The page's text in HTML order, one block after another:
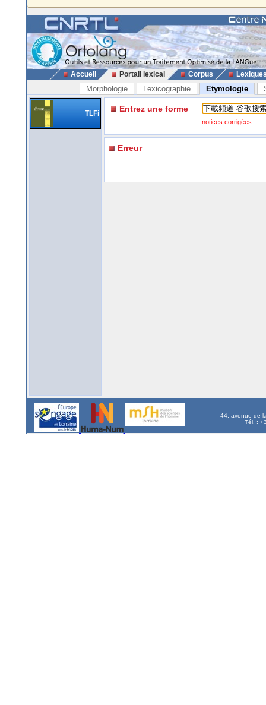
Accueil Portail lexical Corpus
Morphologie Lexicographie Etymologie
TLFi Entrez une forme
notices corrigées
Erreur
44, avenue de
Tél. :